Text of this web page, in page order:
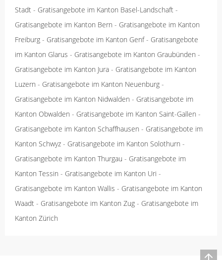
Stadt - Gratisangebote im Kanton Basel-Landschaft -
Gratisangebote im Kanton Bern - Gratisangebote im Kanton
Freiburg - Gratisangebote im Kanton Genf- Gratisangebote
im Kanton Glarus - Gratisangebote im Kanton Graubünden -
Gratisangebote im Kanton Jura - Gratisangebote im Kanton
Luzern - Gratisangebote im Kanton Neuenburg -
Gratisangebote im Kanton Nidwalden - Gratisangebote im
Kanton Obwalden - Gratisangebote im Kanton Saint-Gallen -
Gratisangebote im Kanton Schaffhausen - Gratisangebote im
Kanton Schwyz - Gratisangebote im Kanton Solothurn -
Gratisangebote im Kanton Thurgau - Gratisangebote im
Kanton Tessin - Gratisangebote im Kanton Uri -
Gratisangebote im Kanton Wallis - Gratisangebote im Kanton
Waadt - Gratisangebote im Kanton Zug - Gratisangebote im
Kanton Zürich